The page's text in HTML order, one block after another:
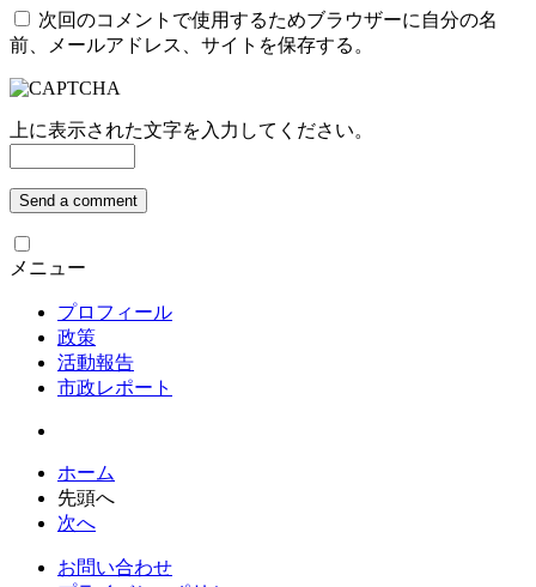
次回のコメントで使用するためブラウザーに自分の名
前、メールアドレス、サイトを保存する。
上に表示された文字を入力してください。
メニュー
プロフィール
政策
活動報告
市政レポート
ホーム
先頭へ
次へ
お問い合わせ